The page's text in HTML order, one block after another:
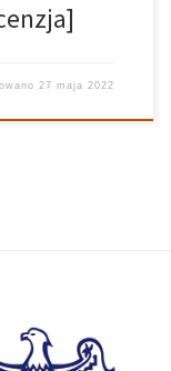
27 maja 2022